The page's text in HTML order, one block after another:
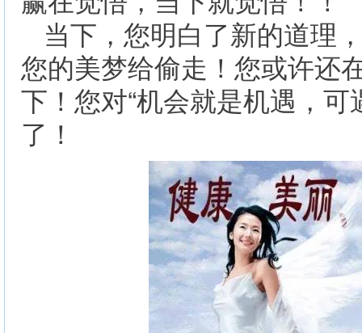
当下，您明白了新的道理
您的美梦给偷走！您或许还
下！ 您对“机会就是机遇，
了！